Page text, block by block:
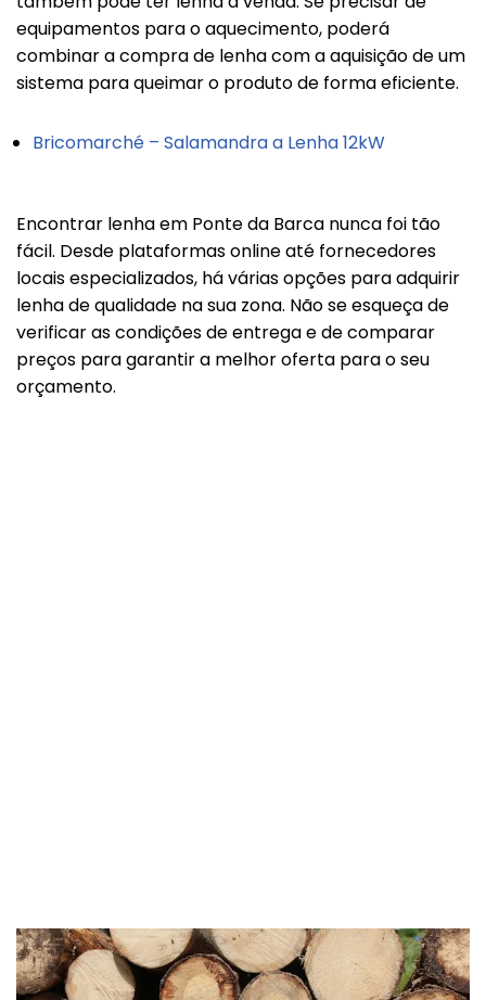
equipamentos para o aquecimento, poderá
combinar a compra de lenha com a aquisição de um
sistema para queimar o produto de forma eficiente.
Bricomarché – Salamandra a Lenha 12kW
Encontrar lenha em Ponte da Barca nunca foi tão
fácil. Desde plataformas online até fornecedores
locais especializados, há várias opções para adquirir
lenha de qualidade na sua zona. Não se esqueça de
verificar as condições de entrega e de comparar
preços para garantir a melhor oferta para o seu
orçamento.